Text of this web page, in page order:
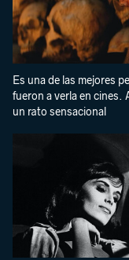
Es una de las mejores
fueron a verla en cines.
un rato sensacional